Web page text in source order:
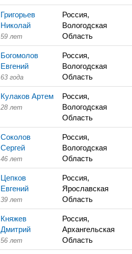
Григорьев
Николай
59 лет
Россия,
Вологодская
Область
Богомолов
Евгений
63 года
Россия,
Вологодская
Область
Кулаков Артем
28 лет
Россия,
Вологодская
Область
Соколов
Сергей
46 лет
Россия,
Вологодская
Область
Цепков
Евгений
39 лет
Россия,
Ярославская
Область
Княжев
Дмитрий
56 лет
Россия,
Архангельская
Область